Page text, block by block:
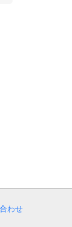
わせ